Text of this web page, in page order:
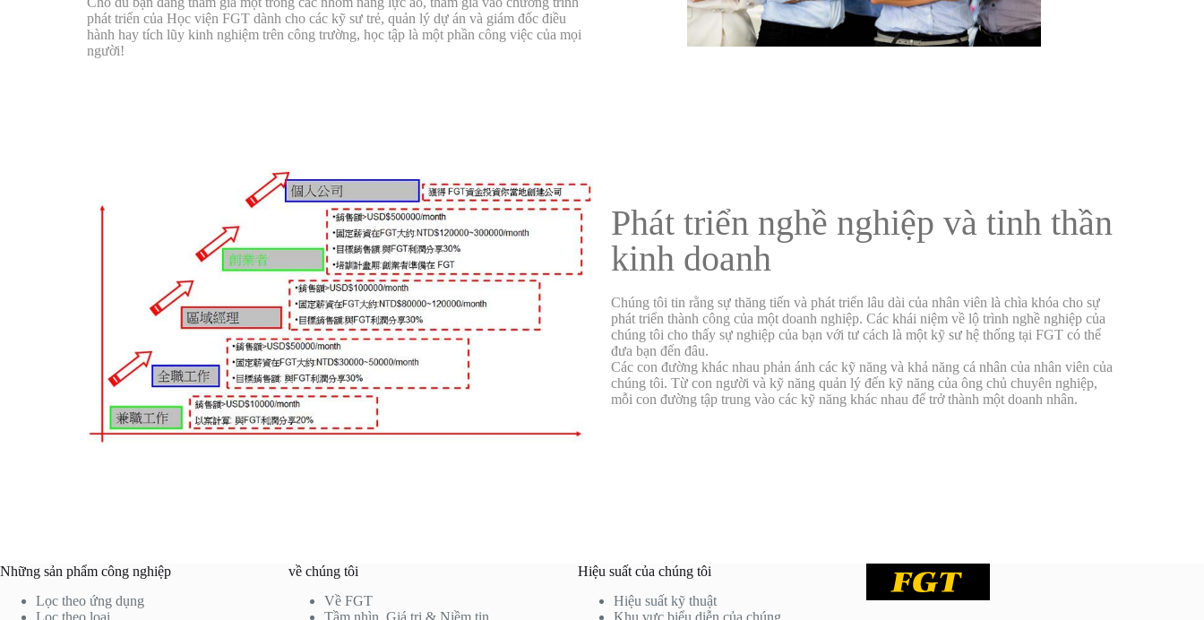
phát triển của Học viện FGT dành cho các kỹ sư trẻ, quản lý dự án và giám đốc điều
hành hay tích lũy kinh nghiệm trên công trường, học tập là một phần công việc của mọi
người!
Phát triển nghề nghiệp và tinh thần
kinh doanh
Chúng tôi tin rằng sự thăng tiến và phát triển lâu dài của nhân viên là chìa khóa cho sự
phát triển thành công của một doanh nghiệp. Các khái niệm về lộ trình nghề nghiệp của
chúng tôi cho thấy sự nghiệp của bạn với tư cách là một kỹ sư hệ thống tại FGT có thể
đưa bạn đến đâu.
Các con đường khác nhau phản ánh các kỹ năng và khả năng cá nhân của nhân viên của
chúng tôi. Từ con người và kỹ năng quản lý đến kỹ năng của ông chủ chuyên nghiệp,
mỗi con đường tập trung vào các kỹ năng khác nhau để trở thành một doanh nhân.
Những sản phẩm công nghiệp
Lọc theo ứng dụng
Lọc theo loại
về chúng tôi
Về FGT
Tầm nhìn, Giá trị & Niềm tin
Hiệu suất của chúng tôi
Hiệu suất kỹ thuật
Khu vực biểu diễn của chúng